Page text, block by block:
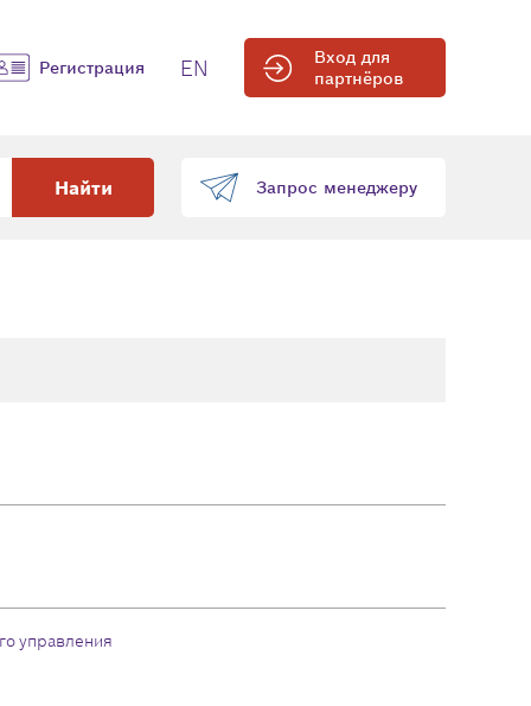
Регистрация EN
Вход для
партнёров
Найти Запрос менеджеру
управления